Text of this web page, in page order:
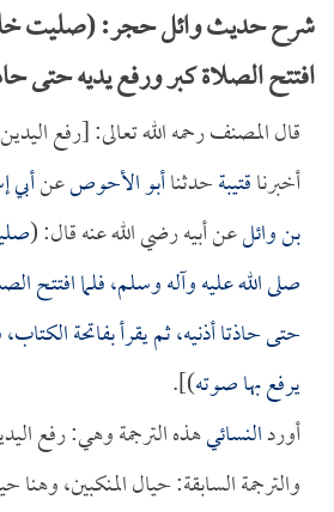
شرح حديث وائل حجر: (صليت
افتتح الصلاة كبر ورفع يديه حتى
قال المصنف رحمه الله تعالى: [رفع
أخبرناقتيبةحدثناأبو الأحوصعن
بن وائلعن أبيه رضي الله عنه قال: (
صلى الله عليه وآله وسلم، فلما افتتح
حتى حاذتا أذنيه، ثم يقرأ بفاتحة
يرفع بها صوته)].
أوردالنسائيهذه الترجمة وهي: رفع
والترجمة السابقة: حيال المنكبين، وهنا